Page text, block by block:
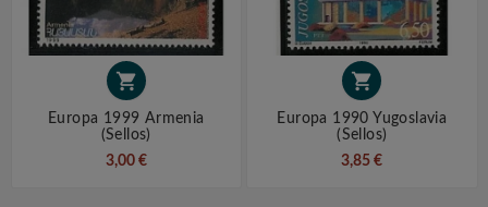

Europa 1999 Armenia
(sellos)
3,00 €

Europa 1990 Yugoslavia
(sellos)
3,85 €